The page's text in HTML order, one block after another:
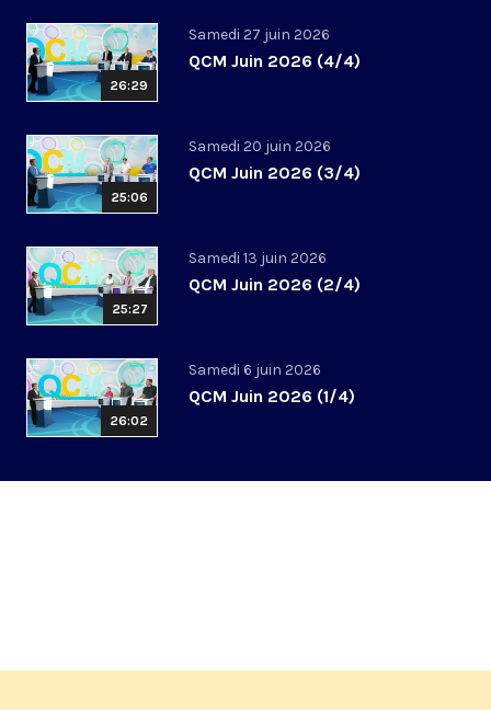
26:29
Samedi 27 juin 2026
QCM Juin 2026 (4/4)
25:06
Samedi 20 juin 2026
QCM Juin 2026 (3/4)
25:27
Samedi 13 juin 2026
QCM Juin 2026 (2/4)
26:02
Samedi 6 juin 2026
QCM Juin 2026 (1/4)